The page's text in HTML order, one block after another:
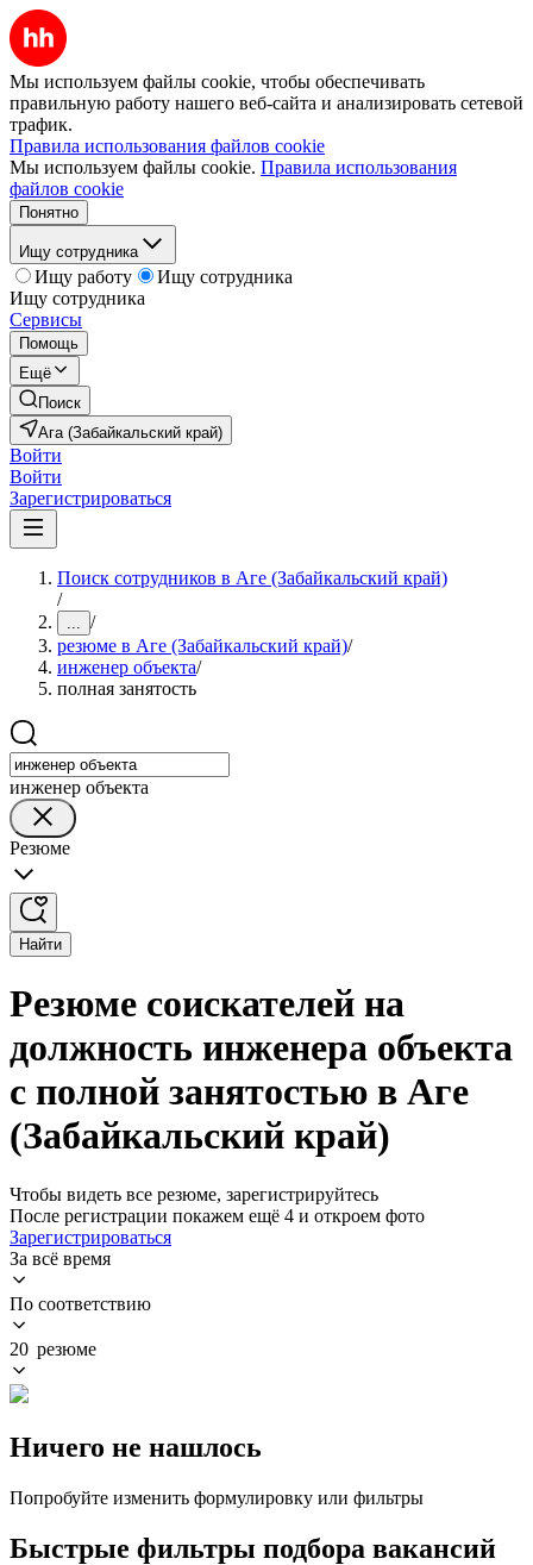
Мы используем файлы cookie, чтобы обеспечивать
правильную работу нашего веб-сайта и анализировать сетевой
трафик.
Правила использования файлов cookie
Мы используем файлы cookie. Правила использования
файлов cookie
Понятно
Ищу сотрудника
Ищу работу
Ищу сотрудника
Ищу сотрудника
Сервисы
Помощь
Ещё
Поиск
Ага (Забайкальский край)
Войти
Войти
Зарегистрироваться
Поиск сотрудников в Аге (Забайкальский край)
/
... /
резюме в Аге (Забайкальский край)/
инженер объекта/
полная занятость
инженер объекта
Резюме
Найти
Резюме соискателей на
должность инженера объекта
с полной занятостью в Аге
(Забайкальский край)
Чтобы видеть все резюме, зарегистрируйтесь
После регистрации покажем ещё 4 и откроем фото
Зарегистрироваться
За всё время
По соответствию
20 резюме
Ничего не нашлось
Попробуйте изменить формулировку или фильтры
Быстрые фильтры подбора вакансий